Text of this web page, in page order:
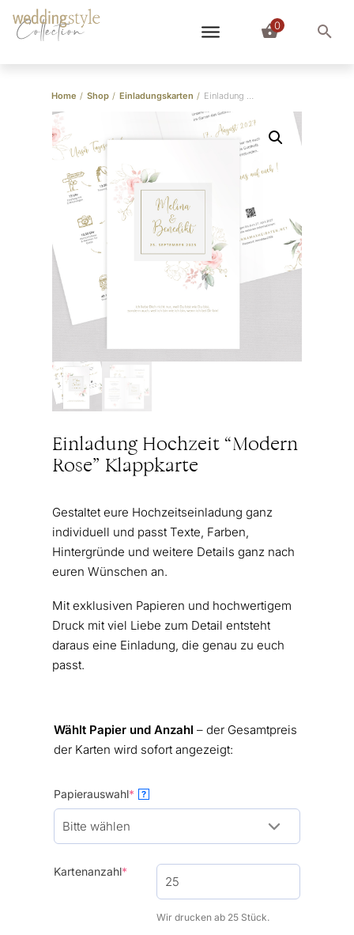
Collection 0
Home / Shop / Einladungskarten / Einladung Hochzeit “Modern Rose” Klappkarte
Einladung Hochzeit “Modern
Rose” Klappkarte
Gestaltet eure Hochzeitseinladung ganz
individuell und passt Texte, Farben,
Hintergründe und weitere Details ganz nach
euren Wünschen an.
Mit exklusiven Papieren und hochwertigem
Druck mit viel Liebe zum Detail entsteht
daraus eine Einladung, die genau zu euch
passt.
Wählt Papier und Anzahl – der Gesamtpreis
der Karten wird sofort angezeigt:
Papierauswahl*(required)
?
Kartenanzahl*(required)
Wir drucken ab 25 Stück.